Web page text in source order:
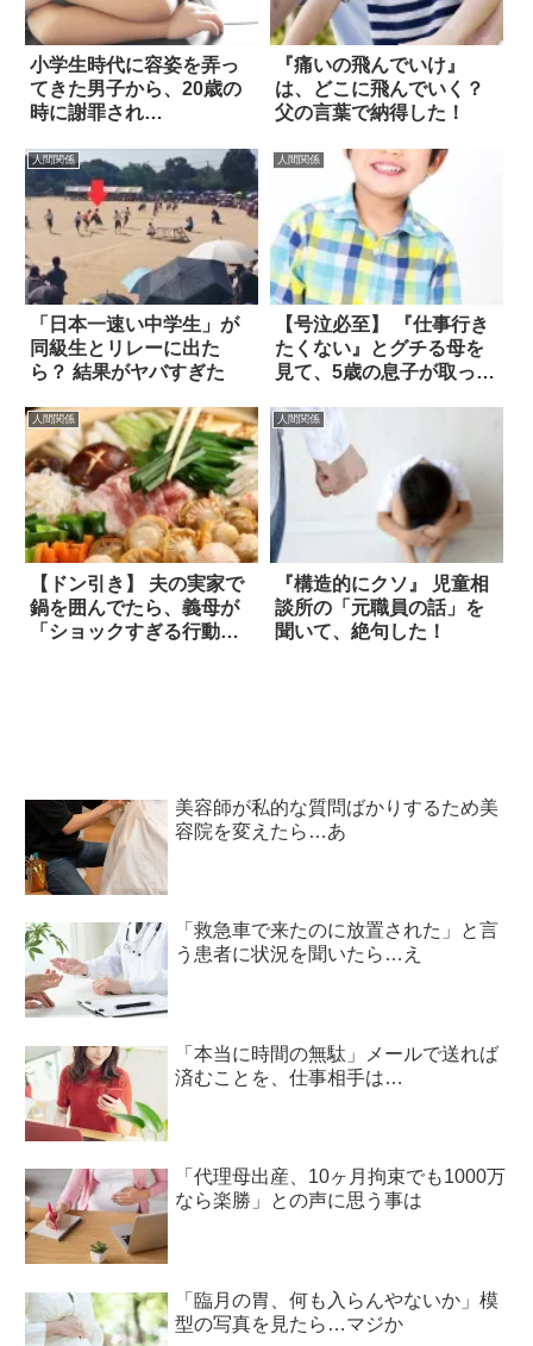
小学生時代に容姿を弄っ
てきた男子から、20歳の
時に謝罪され…
『痛いの飛んでいけ』
は、どこに飛んでいく？
父の言葉で納得した！
人間関係
「日本一速い中学生」が
同級生とリレーに出た
ら？ 結果がヤバすぎた
人間関係
【号泣必至】 『仕事行き
たくない』とグチる母を
見て、5歳の息子が取った
人間関係
【ドン引き】 夫の実家で
鍋を囲んでたら、義母が
「ショックすぎる行動」
人間関係
『構造的にクソ』 児童相
談所の「元職員の話」を
聞いて、絶句した！
美容師が私的な質問ばかりするため美
容院を変えたら…あ
「救急車で来たのに放置された」と言
う患者に状況を聞いたら…え
「本当に時間の無駄」メールで送れば
済むことを、仕事相手は…
「代理母出産、10ヶ月拘束でも1000万
なら楽勝」との声に思う事は
「臨月の胃、何も入らんやないか」模
型の写真を見たら…マジか